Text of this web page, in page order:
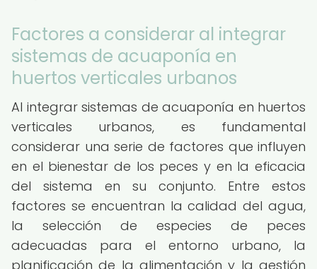
Factores a considerar al integrar
sistemas de acuaponía en
huertos verticales urbanos
Al integrar sistemas de acuaponía en huertos
verticales urbanos, es fundamental
considerar una serie de factores que influyen
en el bienestar de los peces y en la eficacia
del sistema en su conjunto. Entre estos
factores se encuentran la calidad del agua,
la selección de especies de peces
adecuadas para el entorno urbano, la
planificación de la alimentación y la gestión